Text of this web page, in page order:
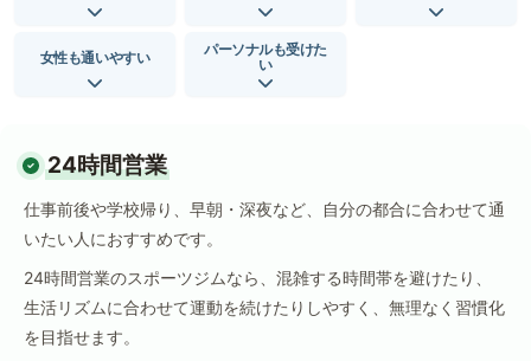
女性も通いやすい
パーソナルも受けた
い
24時間営業
仕事前後や学校帰り、早朝・深夜など、自分の都合に合わせて通
いたい人におすすめです。
24時間営業のスポーツジムなら、混雑する時間帯を避けたり、
生活リズムに合わせて運動を続けたりしやすく、無理なく習慣化
を目指せます。